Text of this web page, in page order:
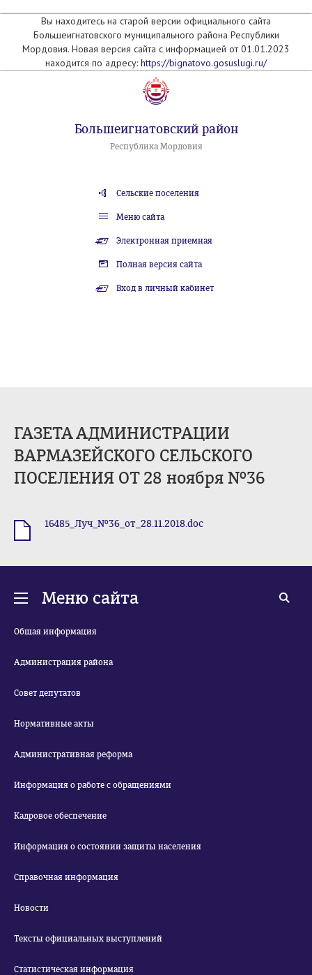
Вы находитесь на старой версии официального сайта
Большеигнатовского муниципального района Республики
Мордовия. Новая версия сайта с информацией от 01.01.2023
находится по адресу: https://bignatovo.gosuslugi.ru/
Большеигнатовский район
Республика Мордовия
Сельские поселения
Меню сайта
Электронная приемная
Полная версия сайта
Вход в личный кабинет
ГАЗЕТА АДМИНИСТРАЦИИ
ВАРМАЗЕЙСКОГО СЕЛЬСКОГО
ПОСЕЛЕНИЯ ОТ 28 ноября №36
16485_Луч_№36_от_28.11.2018.doc
Меню сайта
Общая информация
Администрация района
Совет депутатов
Нормативные акты
Административная реформа
Информация о работе с обращениями
Кадровое обеспечение
Информация о состоянии защиты населения
Справочная информация
Новости
Тексты официальных выступлений
Статистическая информация